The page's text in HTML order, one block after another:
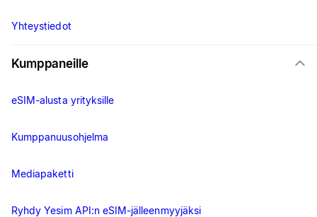
Yhteystiedot
Kumppaneille
eSIM-alusta yrityksille
Kumppanuusohjelma
Mediapaketti
Ryhdy Yesim API:n eSIM-jälleenmyyjäksi